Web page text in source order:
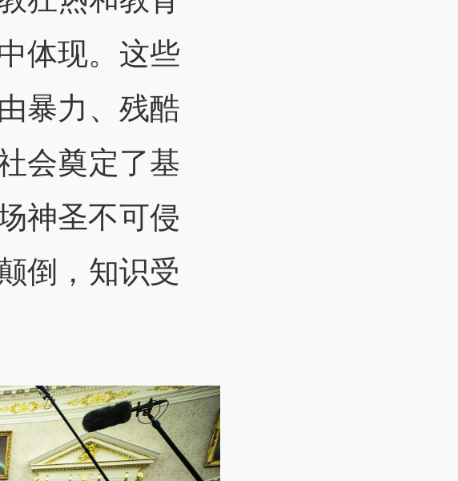
体现。这些
暴力、残酷
会奠定了基
神圣不可侵
倒，知识受